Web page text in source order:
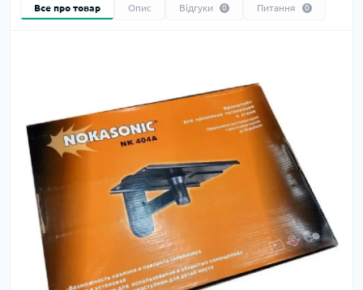
Все про товар Опис Відгуки 0 Питання 0